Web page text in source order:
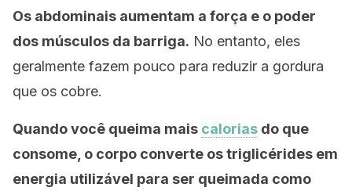
Os abdominais aumentam a força e o poder
dos músculos da barriga. No entanto, eles
geralmente fazem pouco para reduzir a gordura
que os cobre.
Quando você queima mais calorias do que
consome, o corpo converte os triglicérides em
energia utilizável para ser queimada como